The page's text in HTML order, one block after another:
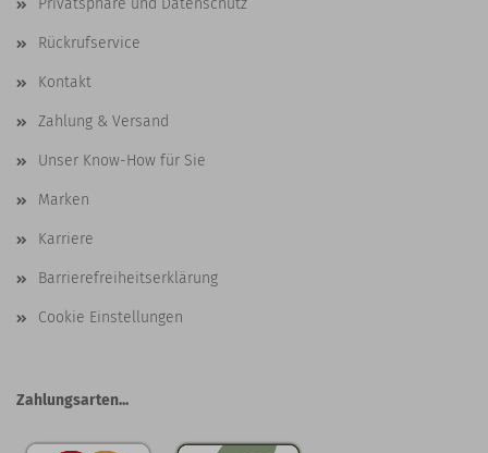
Privatsphäre und Datenschutz
Rückrufservice
Kontakt
Zahlung & Versand
Unser Know-How für Sie
Marken
Karriere
Barrierefreiheitserklärung
Cookie Einstellungen
Zahlungsarten...